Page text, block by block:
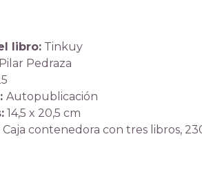
libro:Tinkuy
Pedraza
Autopublicación
14,5 x 20,5 cm
Caja contenedora con tres libros,